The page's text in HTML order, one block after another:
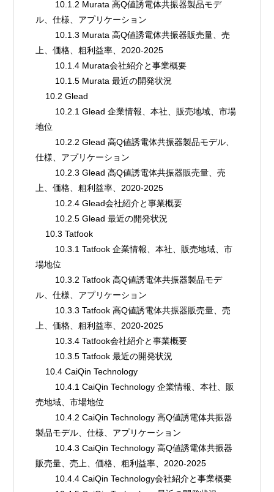
ル、仕様、アプリケーション
上、価格、粗利益率、2020-2025
        10.1.4 Murata会社紹介と事業概要
        10.1.5 Murata 最近の開発状況
    10.2 Glead
地位
仕様、アプリケーション
上、価格、粗利益率、2020-2025
        10.2.4 Glead会社紹介と事業概要
        10.2.5 Glead 最近の開発状況
    10.3 Tatfook
場地位
ル、仕様、アプリケーション
上、価格、粗利益率、2020-2025
        10.3.4 Tatfook会社紹介と事業概要
        10.3.5 Tatfook 最近の開発状況
    10.4 CaiQin Technology
売地域、市場地位
製品モデル、仕様、アプリケーション
販売量、売上、価格、粗利益率、2020-2025
        10.4.4 CaiQin Technology会社紹介と事業概要